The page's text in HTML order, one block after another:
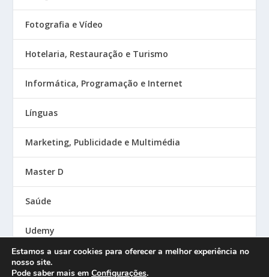
Fotografia e Vídeo
Hotelaria, Restauração e Turismo
Informática, Programação e Internet
Línguas
Marketing, Publicidade e Multimédia
Master D
Saúde
Udemy
Estamos a usar cookies para oferecer a melhor experiência no
nosso site.
Pode saber mais em Configurações.